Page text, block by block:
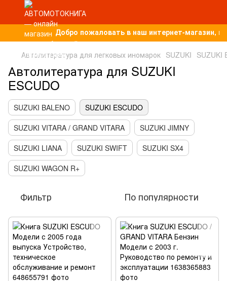
Добро пожаловать в наш интернет-магазин,
Автолитература для легковых иномарок SUZUKI SUZUKI
Автолитература для SUZUKI
ESCUDO
SUZUKI BALENO
SUZUKI ESCUDO
SUZUKI VITARA / GRAND VITARA
SUZUKI JIMNY
SUZUKI LIANA
SUZUKI SWIFT
SUZUKI SX4
SUZUKI WAGON R+
Фильтр По популярности